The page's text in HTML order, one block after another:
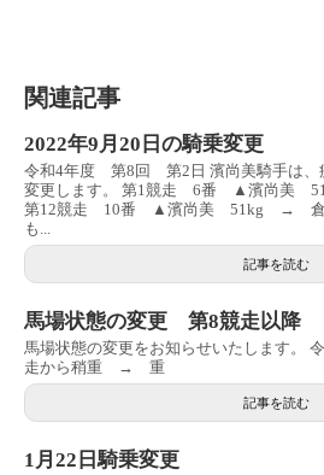
関連記事
2022年9月20日の騎乗変更
令和4年度 第8回 第2日 濱尚美騎手は、
変更します。 第1競走 6番 ▲濱尚
第12競走 10番 ▲濱尚美 51kg → 倉
も...
記事を読む
馬場状態の変更 第8競走以降
馬場状態の変更をお知らせいたします。
走から稍重 → 重
記事を読む
1月22日騎乗変更